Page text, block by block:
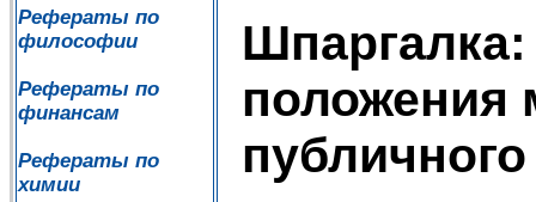
Рефераты по
философии
Рефераты по
финансам
Рефераты по
химии
положения